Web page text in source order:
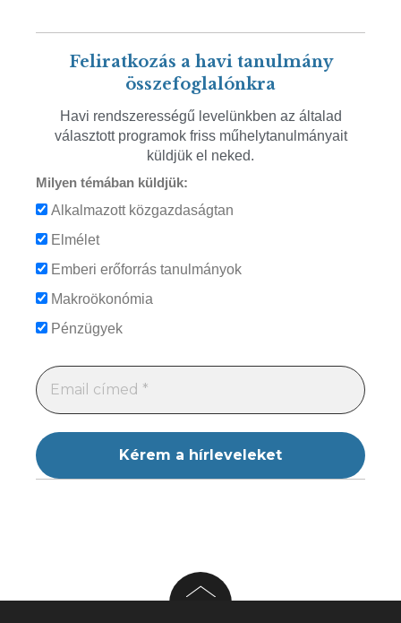
Feliratkozás a havi tanulmány
összefoglalónkra
Havi rendszerességű levelünkben az általad
választott programok friss műhelytanulmányait
küldjük el neked.
Milyen témában küldjük:
Alkalmazott közgazdaságtan
Elmélet
Emberi erőforrás tanulmányok
Makroökonómia
Pénzügyek